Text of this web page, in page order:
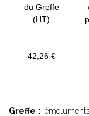
du Greffe
(HT)
42,26 €
Greffe :